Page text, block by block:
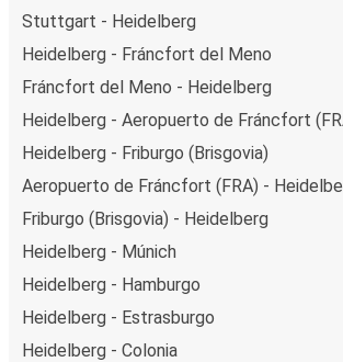
Stuttgart - Heidelberg
Heidelberg - Fráncfort del Meno
Fráncfort del Meno - Heidelberg
Heidelberg - Aeropuerto de Fráncfort
Heidelberg - Friburgo (Brisgovia)
Aeropuerto de Fráncfort (FRA) -
Friburgo (Brisgovia) - Heidelberg
Heidelberg - Múnich
Heidelberg - Hamburgo
Heidelberg - Estrasburgo
Heidelberg - Colonia